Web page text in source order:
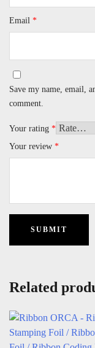
Email *
Save my name, email,
comment.
Your rating *
Your review *
Related